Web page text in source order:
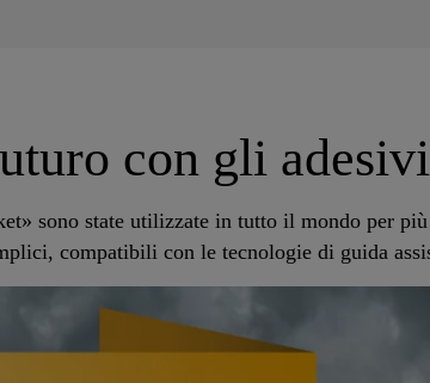
con gli
sono state utilizzate in tutto il mondo per
compatibili con le tecnologie di guida